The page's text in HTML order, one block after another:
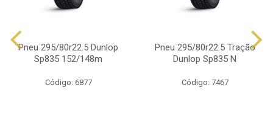
Pneu 295/80r22.5 Dunlop
Sp835 152/148m
Código: 6877
Pneu 295/80r22.5 Tração
Dunlop Sp835 N
Código: 7467